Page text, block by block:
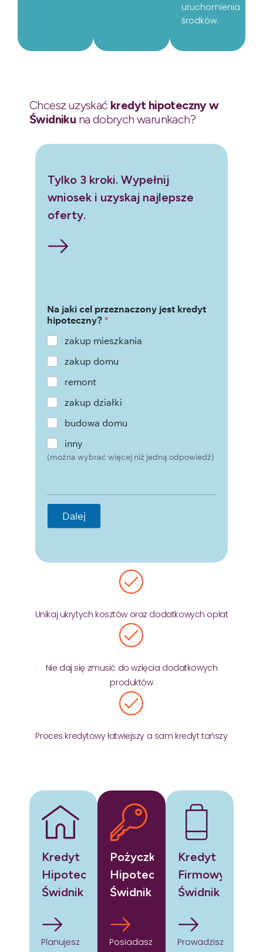
uruchomienia
środków.
Chcesz uzyskać kredyt hipoteczny w
Świdniku na dobrych warunkach?
Tylko 3 kroki. Wypełnij
wniosek i uzyskaj najlepsze
oferty.
Na jaki cel przeznaczony jest kredyt
hipoteczny? *
zakup mieszkania
zakup domu
remont
zakup działki
budowa domu
inny
(można wybrać więcej niż jedną odpowiedź)
Dalej
Unikaj ukrytych kosztów oraz dodatkowych opłat
Nie daj się zmusić do wzięcia dodatkowych
produktów
Proces kredytowy łatwiejszy a sam kredyt tańszy
Kredyt
Hipoteczny
Świdnik
Planujesz
Pożyczka
Hipoteczna
Świdnik
Posiadasz
Kredyt
Firmowy
Świdnik
Prowadzisz